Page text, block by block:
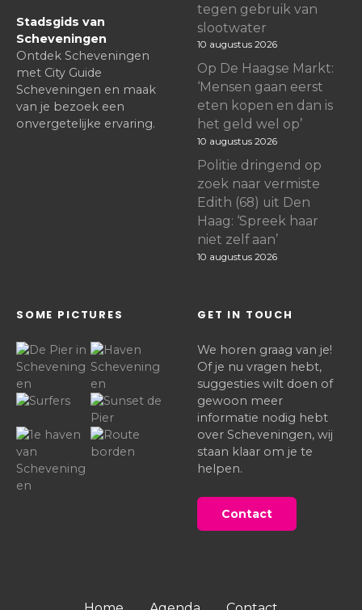
Stadsgids van
Scheveningen
Ontdek Scheveningen
met City Guide
Scheveningen en maak
van je bezoek een
onvergetelijke ervaring.
tegen gebruik van
slootwater
10 augustus 2026
Op De Haagse Markt:
‘Mensen gaan eerst
eten kopen en dan is
het geld wel op’
10 augustus 2026
Politie dringend op
zoek naar vermiste
Edith (68) uit Den
Haag: ‘Spreek haar
niet zelf aan’
10 augustus 2026
SOME PICTURES GET IN TOUCH
We horen graag van je!
Of je nu vragen hebt,
suggesties wilt doen of
gewoon meer
informatie nodig hebt
over Scheveningen, wij
staan klaar om je te
helpen.
Contact